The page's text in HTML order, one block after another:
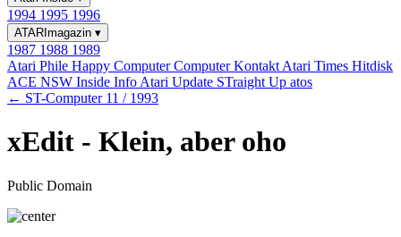
1994 1995 1996
ATARImagazin ▾
1987 1988 1989
Atari Phile Happy ComputerComputer Kontakt Atari Times Hitdisk
ACE NSW Inside Info Atari Update STraight Up atos
← ST-Computer 11 / 1993
xEdit - Klein, aber oho
Public Domain